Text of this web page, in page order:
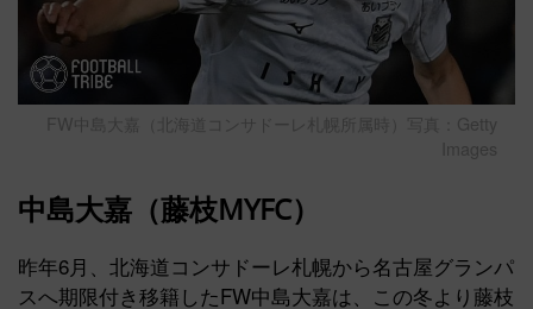
FW中島大嘉（北海道コンサドーレ札幌所属時）写真：Getty
Images
中島大嘉（藤枝MYFC）
昨年6月、北海道コンサドーレ札幌から名古屋グランパ
スへ期限付き移籍したFW中島大嘉は、この冬より藤枝